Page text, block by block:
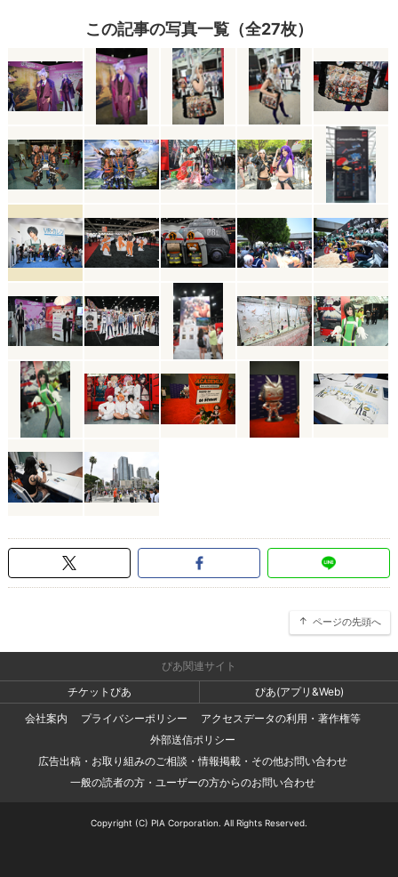
この記事の写真一覧（全27枚）
ページの先頭へ
ぴあ関連サイト
チケットぴあ
ぴあ(アプリ&Web)
会社案内
プライバシーポリシー
アクセスデータの利用・著作権等
外部送信ポリシー
広告出稿・お取り組みのご相談・情報掲載・その他お問い合わせ
一般の読者の方・ユーザーの方からのお問い合わせ
Copyright (C) PIA Corporation. All Rights Reserved.